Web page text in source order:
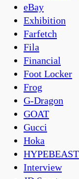
eBay
Exhibition
Farfetch
Fila
Financial
Foot Locker
Frog
G-Dragon
GOAT
Gucci
Hoka
HYPEBEAST
Interview